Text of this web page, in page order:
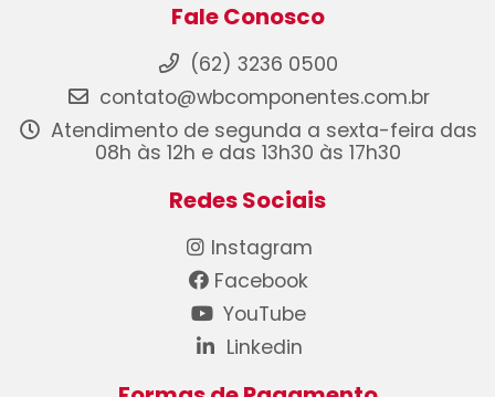
Fale Conosco
(62) 3236 0500
contato@wbcomponentes.com.br
Atendimento de segunda a sexta-feira das
08h às 12h e das 13h30 às 17h30
Redes Sociais
Instagram
Facebook
YouTube
Linkedin